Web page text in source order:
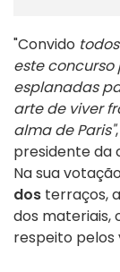
"Convido
este
esplanadas
arte de viver
alma de Paris"
presidente da
Na sua votação
dos terraços,
dos materiais,
respeito pelos